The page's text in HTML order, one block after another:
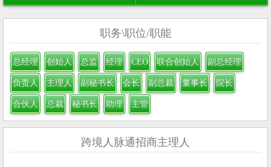
职务\职位/职能
总经理 创始人 总监 经理 CEO 联合创始人 副总经理
负责人 主理人 副秘书长 会长 副总裁 董事长 院长
合伙人 总裁 秘书长 助理 主管
跨境人脉通招商主理人